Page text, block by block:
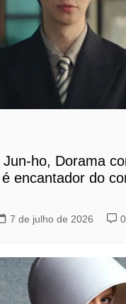
Jun-ho, Dorama
encantador do
7 de julho de 2026 0